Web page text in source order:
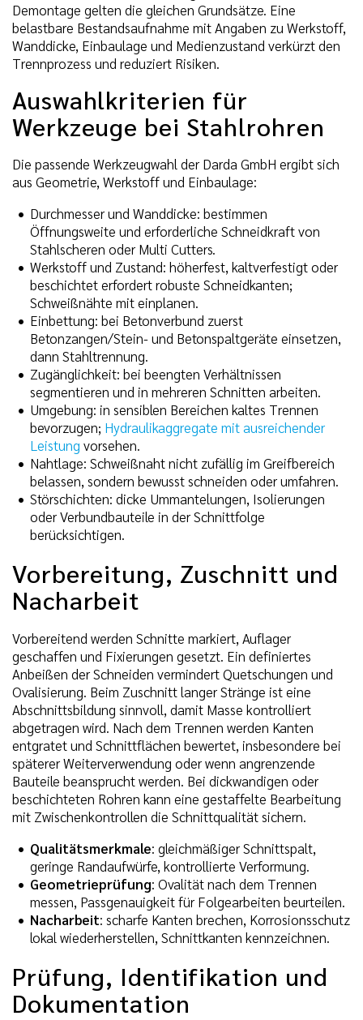
Demontage gelten die gleichen Grundsätze. Eine
belastbare Bestandsaufnahme mit Angaben zu Werkstoff,
Wanddicke, Einbaulage und Medienzustand verkürzt den
Trennprozess und reduziert Risiken.
Auswahlkriterien für
Werkzeuge bei Stahlrohren
Die passende Werkzeugwahl der Darda GmbH ergibt sich
aus Geometrie, Werkstoff und Einbaulage:
Durchmesser und Wanddicke: bestimmen
Öffnungsweite und erforderliche Schneidkraft von
Stahlscheren oder Multi Cutters.
Werkstoff und Zustand: höherfest, kaltverfestigt oder
beschichtet erfordert robuste Schneidkanten;
Schweißnähte mit einplanen.
Einbettung: bei Betonverbund zuerst
Betonzangen/Stein- und Betonspaltgeräte einsetzen,
dann Stahltrennung.
Zugänglichkeit: bei beengten Verhältnissen
segmentieren und in mehreren Schnitten arbeiten.
Umgebung: in sensiblen Bereichen kaltes Trennen
bevorzugen; Hydraulikaggregate mit ausreichender
Leistung vorsehen.
Nahtlage: Schweißnaht nicht zufällig im Greifbereich
belassen, sondern bewusst schneiden oder umfahren.
Störschichten: dicke Ummantelungen, Isolierungen
oder Verbundbauteile in der Schnittfolge
berücksichtigen.
Vorbereitung, Zuschnitt und
Nacharbeit
Vorbereitend werden Schnitte markiert, Auflager
geschaffen und Fixierungen gesetzt. Ein definiertes
Anbeißen der Schneiden vermindert Quetschungen und
Ovalisierung. Beim Zuschnitt langer Stränge ist eine
Abschnittsbildung sinnvoll, damit Masse kontrolliert
abgetragen wird. Nach dem Trennen werden Kanten
entgratet und Schnittflächen bewertet, insbesondere bei
späterer Weiterverwendung oder wenn angrenzende
Bauteile beansprucht werden. Bei dickwandigen oder
beschichteten Rohren kann eine gestaffelte Bearbeitung
mit Zwischenkontrollen die Schnittqualität sichern.
Qualitätsmerkmale: gleichmäßiger Schnittspalt,
geringe Randaufwürfe, kontrollierte Verformung.
Geometrieprüfung: Ovalität nach dem Trennen
messen, Passgenauigkeit für Folgearbeiten beurteilen.
Nacharbeit: scharfe Kanten brechen, Korrosionsschutz
lokal wiederherstellen, Schnittkanten kennzeichnen.
Prüfung, Identifikation und
Dokumentation